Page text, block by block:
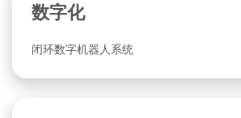
数字化
闭环数字机器人系统